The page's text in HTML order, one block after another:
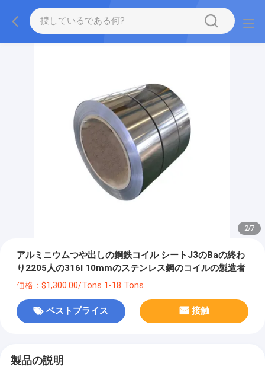
2/7
アルミニウムつや出しの鋼鉄コイル シートJ3のBaの終わ
り2205人の316l 10mmのステンレス鋼のコイルの製造者
価格：$1,300.00/Tons 1-18 Tons
ベストプライス 接触
製品の説明